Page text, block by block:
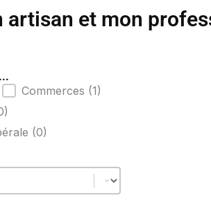
et mon
Commerces (1)
(0)